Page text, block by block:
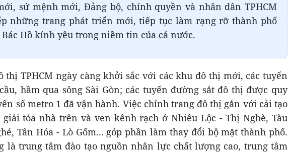
sứ mệnh mới, Đảng bộ, chính quyền và nhân dân TPHCM
những trang phát triển mới, tiếp tục làm rạng rỡ thành phố
Hồ kính yêu trong niềm tin của cả nước.
thị TPHCM ngày càng khởi sắc với các khu đô thị mới, các tuyến
hầm qua sông Sài Gòn; các tuyến đường sắt đô thị được quy
số metro 1 đã vận hành. Việc chỉnh trang đô thị gắn với cải tạo
tỏa nhà trên và ven kênh rạch ở Nhiêu Lộc - Thị Nghè, Tàu
Tân Hóa - Lò Gốm... góp phần làm thay đổi bộ mặt thành phố.
là trung tâm đào tạo nguồn nhân lực chất lượng cao, trung tâm